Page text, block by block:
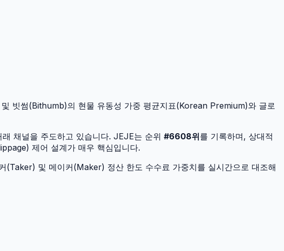
빗썸(Bithumb)의 현물 유동성 가중 평균지표(Korean Premium)와 글로
채널을 주도하고 있습니다. JEJE는 순위 #6608위를 기록하며, 상대적
제어 설계가 매우 핵심입니다.
(Taker) 및 메이커(Maker) 정산 한도 수수료 가중치를 실시간으로 대조해